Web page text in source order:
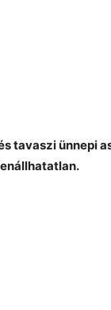
tavaszi ünnepi